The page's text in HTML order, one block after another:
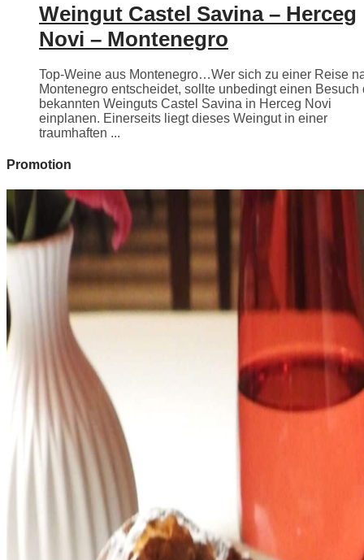
Weingut Castel Savina – Herceg
Novi – Montenegro
Top-Weine aus Montenegro…Wer sich zu einer Reise
Montenegro entscheidet, sollte unbedingt einen Besuch
bekannten Weinguts Castel Savina in Herceg Novi
einplanen. Einerseits liegt dieses Weingut in einer
traumhaften ...
Promotion